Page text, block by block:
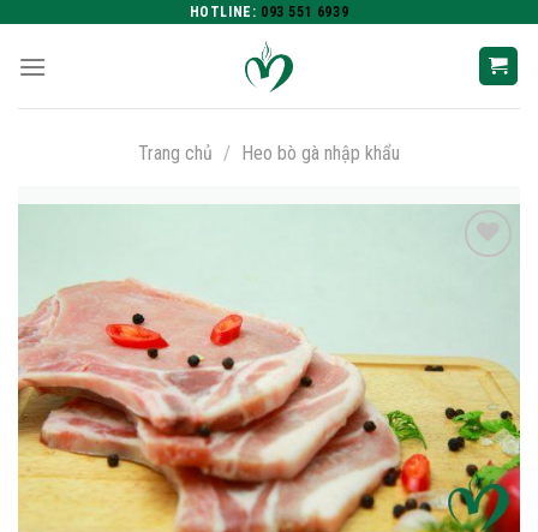
content
HOTLINE: 093 551 6939
Trang chủ / Heo bò gà nhập khẩu